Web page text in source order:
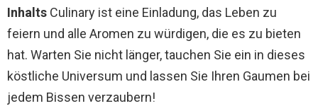
Inhalts Culinary ist eine Einladung, das Leben zu
feiern und alle Aromen zu würdigen, die es zu bieten
hat. Warten Sie nicht länger, tauchen Sie ein in dieses
köstliche Universum und lassen Sie Ihren Gaumen bei
jedem Bissen verzaubern!